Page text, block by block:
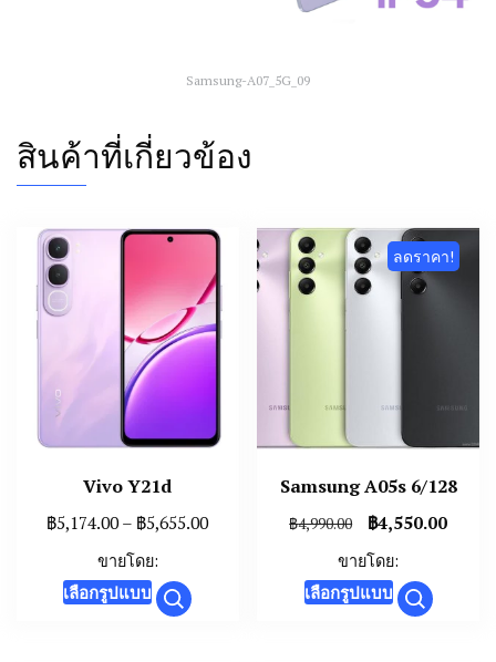
Samsung-A07_5G_09
สินค้าที่เกี่ยวข้อง
Vivo Y21d
฿5,174.00– ฿5,655.00Price
ขายโดย:
เลือกรูปแบบ This
product
ลดราคา!
Samsung A05s 6/128
฿4,990.00
Original
was:
฿4,990.00.
฿4,550.00
ขายโดย:
เลือกรูปแบบ This
product